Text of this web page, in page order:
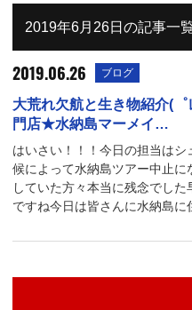
2019年6月26日の記事一
2019.06.26 ブログ
大荒れ欠航と生き物紹介(
門店★水納島マーメイ…
はいさい！！！今日の担当は
候によって水納島ツアー中止
していた方々本当に残念でし
ですね今日は皆さんに水納島に